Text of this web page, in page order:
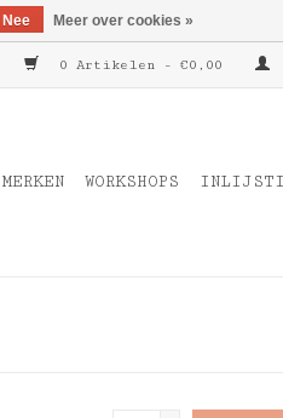
0 Artikelen - €0,00
MERKEN WORKSHOPS
Nee Meer over cookies »